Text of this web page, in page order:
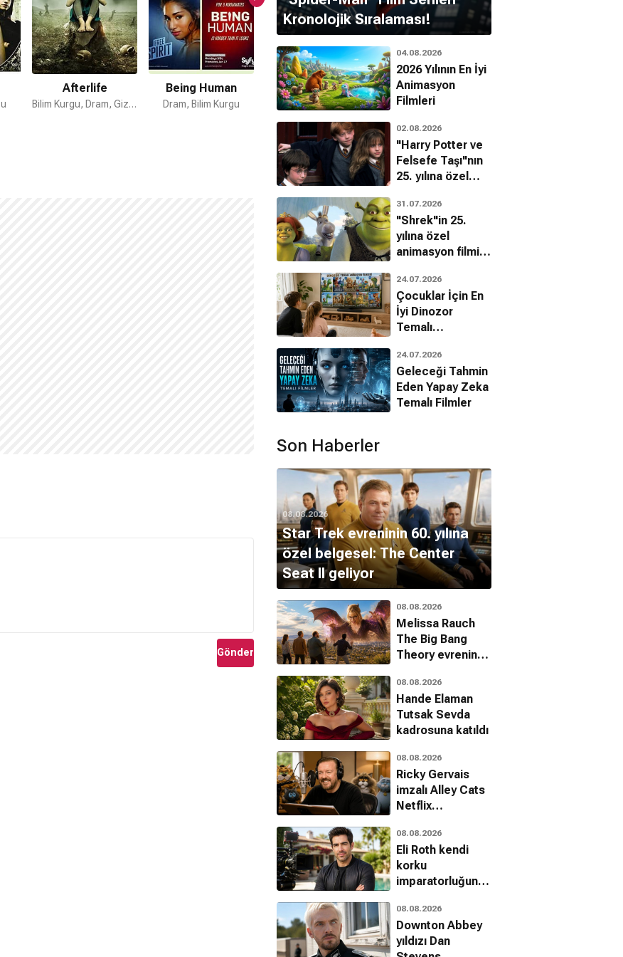
Afterlife
Bilim Kurgu, Dram, Gizem
Being Human
Dram, Bilim Kurgu
Triffidlerin Günü
Bilim Kurgu
Afterlife
Gönder
Kronolojik Sıralaması!
04.08.2026
2026 Yılının En İyi
Animasyon
Filmleri
02.08.2026
"Harry Potter ve
Felsefe Taşı"nın
25. yılına özel
bilinmeyenleri!
31.07.2026
"Shrek"in 25.
yılına özel
animasyon filmin
24.07.2026
Çocuklar İçin En
İyi Dinozor
Temalı
Filmleri
24.07.2026
Geleceği Tahmin
Eden Yapay Zeka
Temalı Filmler
Son Haberler
08.08.2026
Star Trek evreninin 60. yılına
özel belgesel: The Center
Seat II geliyor
08.08.2026
Melissa Rauch
The Big Bang
Theory evrenine
dönüyor
08.08.2026
Hande Elaman
Tutsak Sevda
kadrosuna katıldı
08.08.2026
Ricky Gervais
imzalı Alley Cats
Netflix
eklendi
08.08.2026
Eli Roth kendi
korku
imparatorluğunu
Horror Section
08.08.2026
Downton Abbey
yıldızı Dan